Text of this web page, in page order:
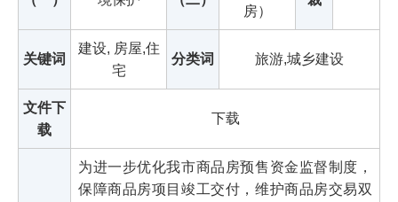
房）
关键词
建设, 房屋,住
宅
分类词 旅游,城乡建设
文件下
载
下载
为进一步优化我市商品房预售资金监督制度，
保障商品房项目竣工交付，维护商品房交易双